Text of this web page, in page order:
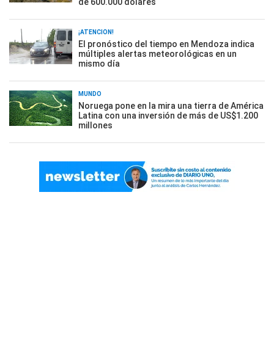
¡ATENCIÓN!
El pronóstico del tiempo en Mendoza indica
múltiples alertas meteorológicas en un
mismo día
MUNDO
Noruega pone en la mira una tierra de América
Latina con una inversión de más de US$1.200
millones